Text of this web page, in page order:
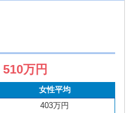
万円
女性平均
403万円